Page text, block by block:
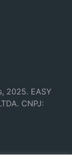
2025. EASY
CNPJ: